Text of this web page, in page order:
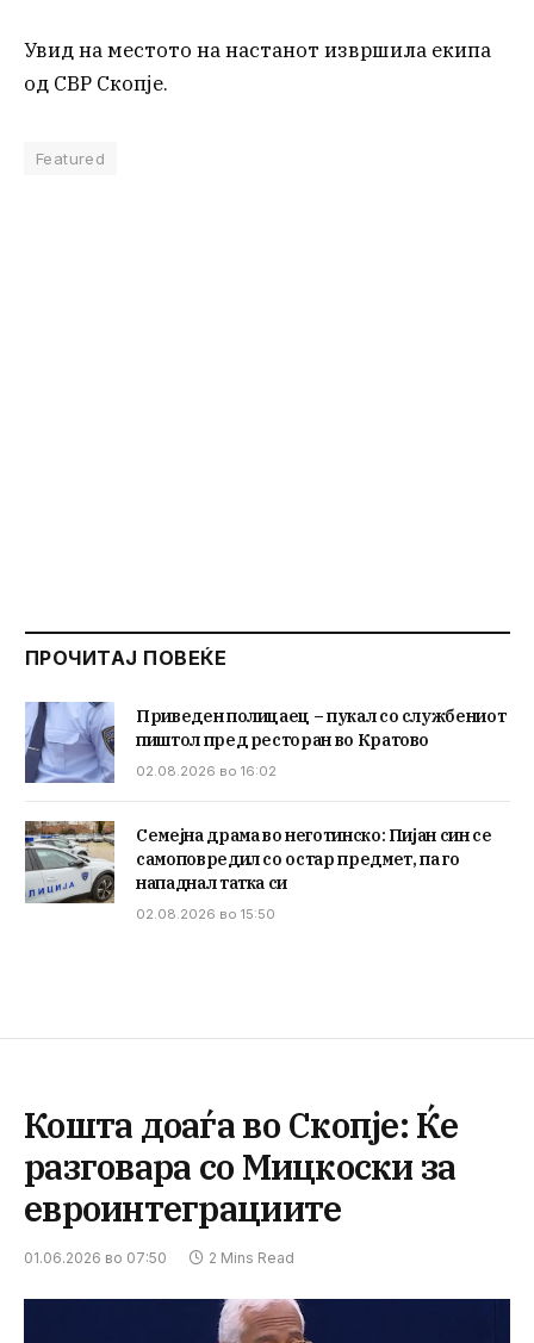
Увид на местото на настанот извршила екипа
од СВР Скопје.
Featured
ПРОЧИТАЈ ПОВЕЌЕ
Приведен полицаец – пукал со службениот
пиштол пред ресторан во Кратово
02.08.2026 во 16:02
Семејна драма во неготинско: Пијан син се
самоповредил со остар предмет, па го
нападнал татка си
02.08.2026 во 15:50
Кошта доаѓа во Скопје: Ќе
разговара со Мицкоски за
евроинтеграциите
01.06.2026 во 07:50 2 Mins Read